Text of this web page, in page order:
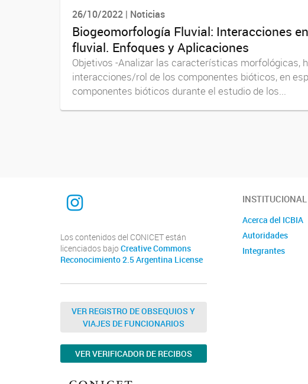
26/10/2022 | Noticias
Biogeomorfología Fluvial: Interacciones
fluvial. Enfoques y Aplicaciones
Objetivos -Analizar las características morfológicas,
interacciones/rol de los componentes bióticos, en
componentes bióticos durante el estudio de los...
Instagram
Los contenidos del CONICET están
licenciados bajo Creative Commons
Reconocimiento 2.5 Argentina License
VER REGISTRO DE OBSEQUIOS Y
VIAJES DE FUNCIONARIOS
VER VERIFICADOR DE RECIBOS
INSTITUCIONAL
Acerca del ICBIA
Autoridades
Integrantes